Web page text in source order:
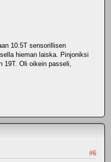
10.5T sensorillisen
hieman laiska. Pinjoniksi
19T. Oli oikein passeli,
#6